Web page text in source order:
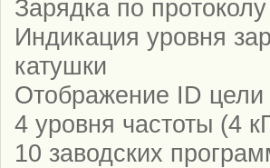
Зарядка по
Индикация уровня
катушки
Отображение ID цели
4 уровня частоты (4
10 заводских